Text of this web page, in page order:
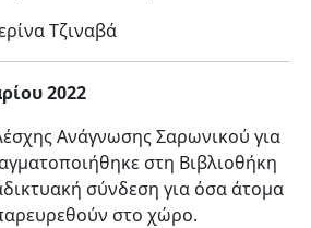
Τζιναβά
2022
Ανάγνωσης Σαρωνικού για
στη Βιβλιοθήκη
σύνδεση για όσα άτομα
στο χώρο.